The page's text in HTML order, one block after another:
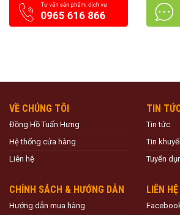
VỀ CHÚNG TÔI
Đồng Hồ Tuấn Hưng
Hệ thống cửa hàng
Liên hệ
TIN
Tin tức
Tin
Tuyển
CHÍNH SÁCH & HƯỚNG DẪN
Hướng dẫn mua hàng
LIÊN HỆ